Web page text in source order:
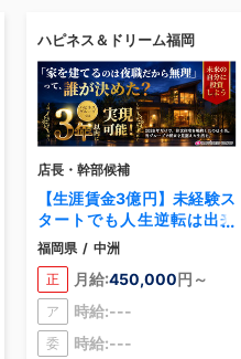
ハピネス＆ドリーム福岡
店長・幹部候補
【生涯賃金3億円】未経験ス
タートでも人生逆転は出来
る！20代で年収750万円は
目指せる金額！
福岡県 / 中洲
正
月給:450,000円～
ア 時給:---
委 時給:---